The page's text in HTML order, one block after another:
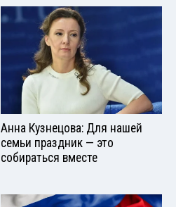
Анна Кузнецова: Для нашей
семьи праздник — это
собираться вместе